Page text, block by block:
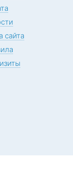
сайта